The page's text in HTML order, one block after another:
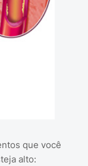
que você
alto: